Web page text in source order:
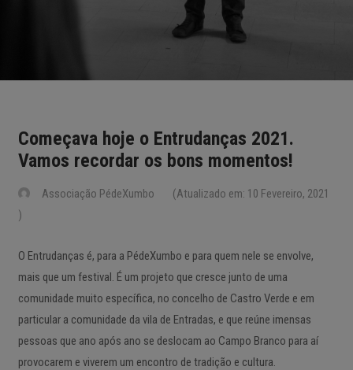
Começava hoje o Entrudanças 2021.
Vamos recordar os bons momentos!
Associação PédeXumbo
(Atualizado em: 10 Fevereiro, 2021
)
O Entrudanças é, para a PédeXumbo e para quem nele se envolve,
mais que um festival. É um projeto que cresce junto de uma
comunidade muito específica, no concelho de Castro Verde e em
particular a comunidade da vila de Entradas, e que reúne imensas
pessoas que ano após ano se deslocam ao Campo Branco para aí
provocarem e viverem um encontro de tradição e cultura.